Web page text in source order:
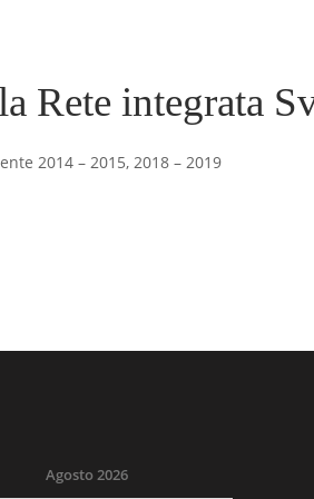
Rete integrata
2014 – 2015, 2018 – 2019
Agosto 2026